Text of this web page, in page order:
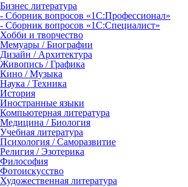
Бизнес литература
- Сборник вопросов «1С:Профессионал»
- Сборник вопросов «1С:Специалист»
Хобби и творчество
Мемуары / Биографии
Дизайн / Архитектура
Живопись / Графика
Кино / Музыка
Наука / Техника
История
Иностранные языки
Компьютерная литература
Медицина / Биология
Учебная литература
Психология / Саморазвитие
Религия / Эзотерика
Философия
Фотоискусство
Художественная литература